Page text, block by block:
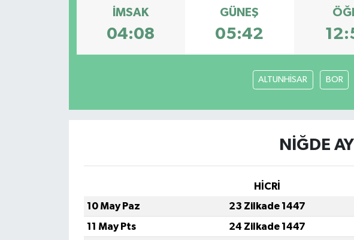
İMSAK
04:08
GÜNEŞ
05:42
ALTUNHİSAR BOR
NİĞDE
HİCRİ
10 May Paz
23 Zilkade 1447
11 May Pts
24 Zilkade 1447